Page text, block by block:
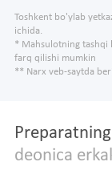
Toshkent bo'ylab
ichida.
* Mahsulotning tashqi
farq qilishi mumkin
** Narx veb-saytda
deonica